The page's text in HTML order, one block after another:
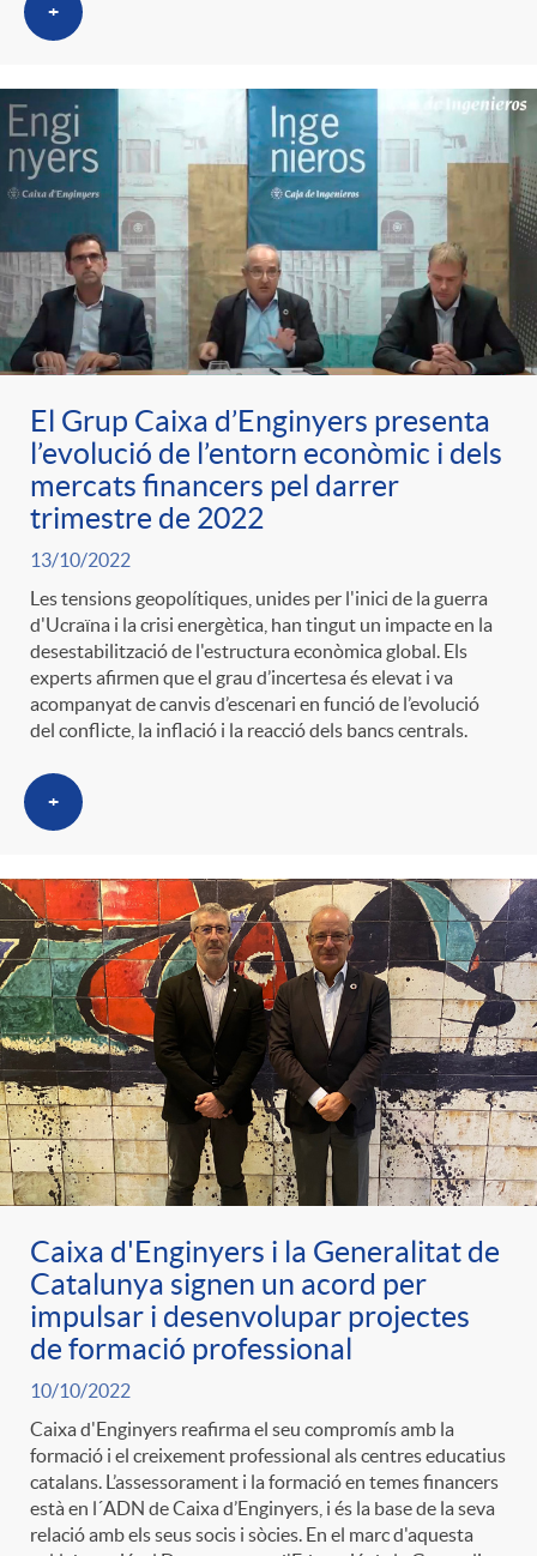
+
El Grup Caixa d’Enginyers presenta
l’evolució de l’entorn econòmic i dels
mercats financers pel darrer
trimestre de 2022
13/10/2022
Les tensions geopolítiques, unides per l'inici de la guerra
d'Ucraïna i la crisi energètica, han tingut un impacte en la
desestabilització de l'estructura econòmica global. Els
experts afirmen que el grau d’incertesa és elevat i va
acompanyat de canvis d’escenari en funció de l’evolució
del conflicte, la inflació i la reacció dels bancs centrals.
+
Caixa d'Enginyers i la Generalitat de
Catalunya signen un acord per
impulsar i desenvolupar projectes
de formació professional
10/10/2022
Caixa d'Enginyers reafirma el seu compromís amb la
formació i el creixement professional als centres educatius
catalans. L’assessorament i la formació en temes financers
està en l´ADN de Caixa d’Enginyers, i és la base de la seva
relació amb els seus socis i sòcies. En el marc d'aquesta